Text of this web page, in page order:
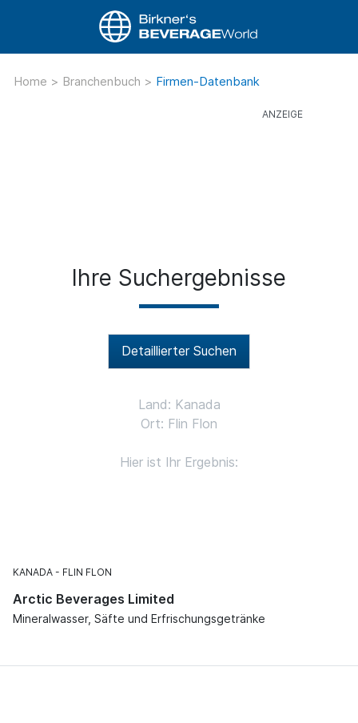
Home > Branchenbuch > Firmen-Datenbank
Ihre Suchergebnisse
Detaillierter Suchen
Land: Kanada
Ort: Flin Flon
Hier ist Ihr Ergebnis:
KANADA FLIN FLON
Arctic Beverages Limited
Mineralwasser, Säfte und Erfrischungsgetränke